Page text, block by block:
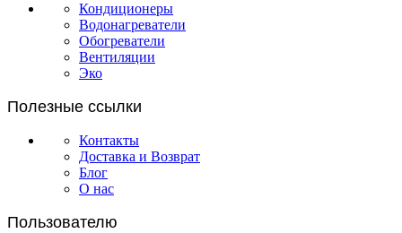
Кондиционеры
Водонагреватели
Обогреватели
Вентиляции
Эко
Полезные ссылки
Контакты
Доставка и Возврат
Блог
О нас
Пользователю